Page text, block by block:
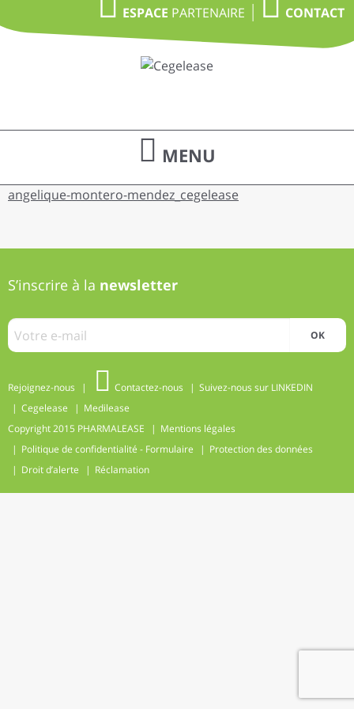
ESPACE PARTENAIRE CONTACT
MENU
angelique-montero-mendez_cegelease
S’inscrire à la newsletter
OK
Rejoignez-nous Contactez-nous
Suivez-nous sur LINKEDIN
Cegelease
Medilease
Copyright 2015 PHARMALEASE
Mentions légales
Politique de confidentialité - Formulaire
Protection des données
Droit d’alerte
Réclamation